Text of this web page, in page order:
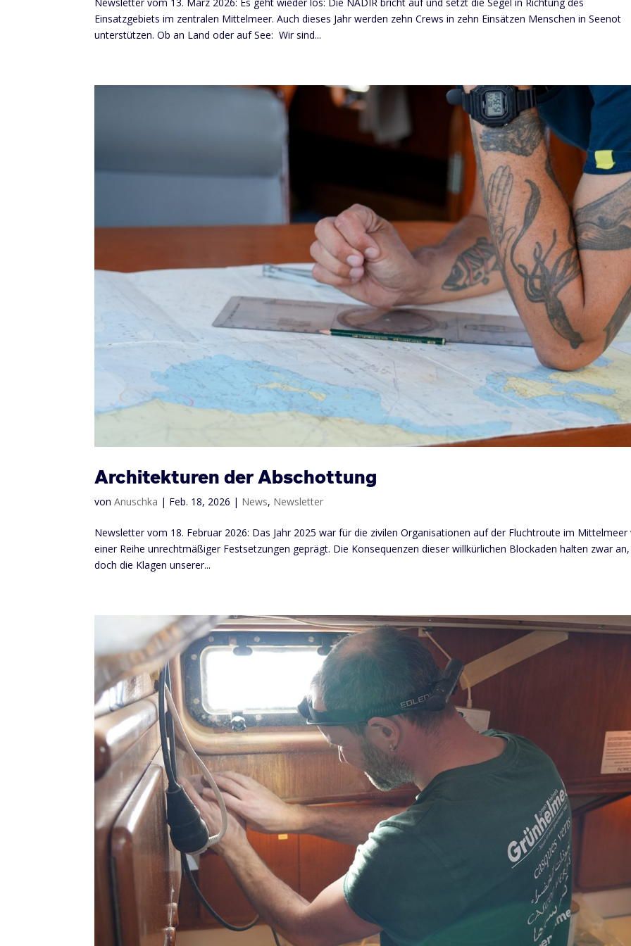
Einsatzgebiets im zentralen Mittelmeer. Auch dieses Jahr werden zehn Crews in zehn Einsätzen Menschen in Seenot
unterstützen. Ob an Land oder auf See: Wir sind...
Architekturen der Abschottung
vonAnuschka | Feb. 18, 2026 | News, Newsletter
Newsletter vom 18. Februar 2026: Das Jahr 2025 war für die zivilen Organisationen auf der Fluchtroute im Mittelmeer
einer Reihe unrechtmäßiger Festsetzungen geprägt. Die Konsequenzen dieser willkürlichen Blockaden halten zwar an,
doch die Klagen unserer...